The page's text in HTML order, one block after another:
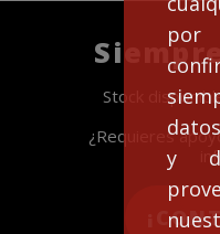
y
Stock
¿Requieres